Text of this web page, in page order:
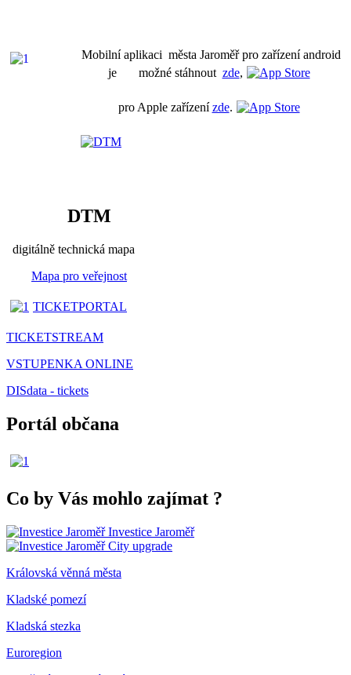
Mobilní aplikaci města Jaroměř pro zařízení android
je možné stáhnout zde,
pro Apple zařízenízde.
DTM
digitálně technická mapa
Mapa pro veřejnost
TICKETPORTAL
TICKETSTREAM
VSTUPENKA ONLINE
DISdata - tickets
Portál občana
Co by Vás mohlo zajímat ?
Investice Jaroměř
City upgrade
Královská věnná města
Kladské pomezí
Kladská stezka
Euroregion